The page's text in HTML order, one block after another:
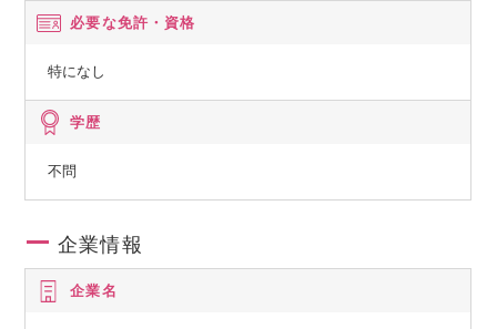
必要な免許・資格
特になし
学歴
不問
企業情報
企業名